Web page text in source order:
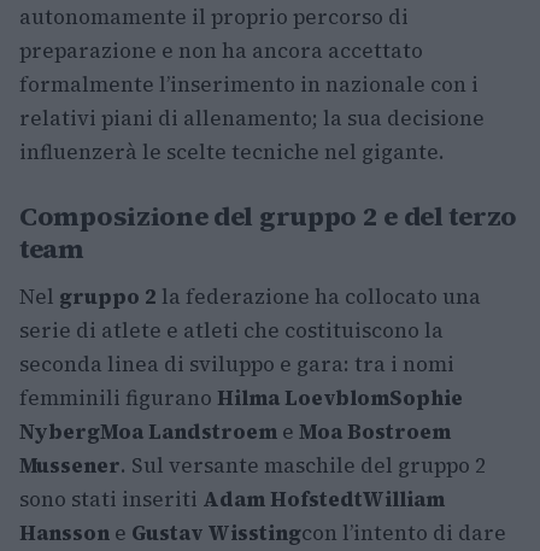
autonomamente il proprio percorso di
preparazione e non ha ancora accettato
formalmente l’inserimento in nazionale con i
relativi piani di allenamento; la sua decisione
influenzerà le scelte tecniche nel gigante.
Composizione del gruppo 2 e del terzo
team
Nel gruppo 2 la federazione ha collocato una
serie di atlete e atleti che costituiscono la
seconda linea di sviluppo e gara: tra i nomi
femminili figurano Hilma LoevblomSophie
NybergMoa Landstroem e Moa Bostroem
Mussener. Sul versante maschile del gruppo 2
sono stati inseriti Adam HofstedtWilliam
Hansson e Gustav Wisstingcon l’intento di dare